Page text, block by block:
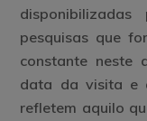
pesquisas que
constante neste
data da visita e
refletem aquilo